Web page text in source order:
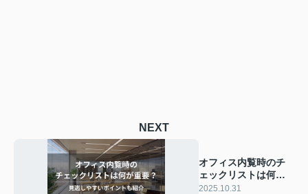
NEXT
オフィス内覧時のチ
ェックリストは何が
重要？見逃しやすい
2025.10.31